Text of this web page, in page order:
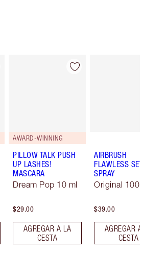
AWARD-WINNING
PILLOW TALK PUSH
UP LASHES!
MASCARA
Dream Pop 10 ml
$29.00
AGREGAR A LA
CESTA
AIRBRUSH
FLAWLESS
SPRAY
Original 100
$39.00
AGREGAR
CESTA